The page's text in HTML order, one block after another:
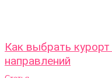
Как выбрать
направлений